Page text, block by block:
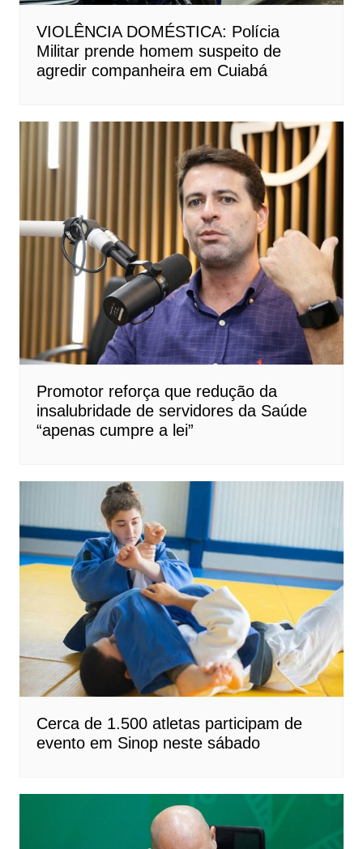
VIOLÊNCIA DOMÉSTICA: Polícia
Militar prende homem suspeito de
agredir companheira em Cuiabá
Promotor reforça que redução da
insalubridade de servidores da Saúde
“apenas cumpre a lei”
Cerca de 1.500 atletas participam de
evento em Sinop neste sábado